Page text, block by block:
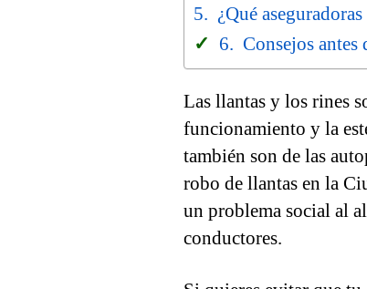
¿Qué
Consejos antes
Las llantas y los rines
funcionamiento y la
también son de las
robo de llantas en la
un problema social al
conductores.